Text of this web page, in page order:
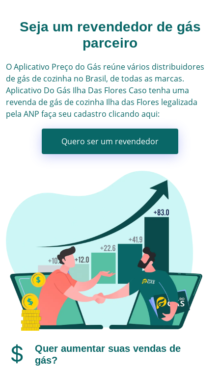
Seja um revendedor de gás
parceiro
O Aplicativo Preço do Gás reúne vários distribuidores
de gás de cozinha no Brasil, de todas as marcas.
Aplicativo Do Gás Ilha Das Flores Caso tenha uma
revenda de gás de cozinha Ilha das Flores legalizada
pela ANP faça seu cadastro clicando aqui:
Quero ser um revendedor
Quer aumentar suas vendas de
gás?